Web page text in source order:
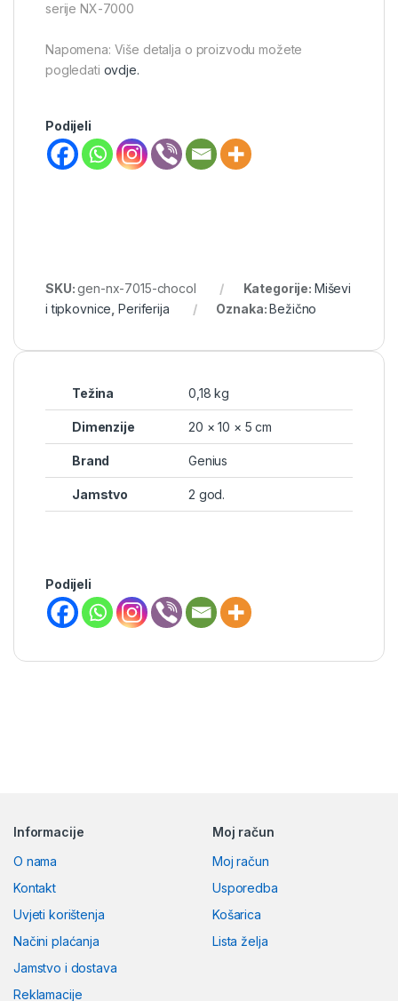
serije NX-7000
Napomena: Više detalja o proizvodu možete
pogledati ovdje.
Podijeli
SKU:gen-nx-7015-chocol Kategorije: Miševi
i tipkovnice ,Periferija Oznaka:Bežično
Težina 0,18 kg
Dimenzije 20 × 10 × 5 cm
Brand Genius
Jamstvo 2 god.
Podijeli
Informacije
O nama
Kontakt
Uvjeti korištenja
Načini plaćanja
Jamstvo i dostava
Reklamacije
Moj račun
Moj račun
Usporedba
Košarica
Lista želja